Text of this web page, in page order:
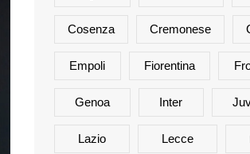
Cosenza Cremonese
Empoli Fiorentina
Genoa Inter
Lazio Lecce